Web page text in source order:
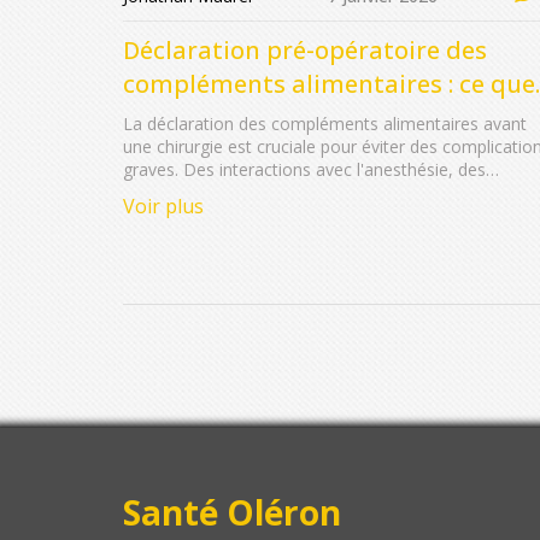
Déclaration pré-opératoire des
compléments alimentaires : ce que
les chirurgiens doivent absolument
savoir
La déclaration des compléments alimentaires avant
une chirurgie est cruciale pour éviter des
graves. Des interactions avec l'anesthésie, des
des médicaments peuvent survenir. Voici ce que les
Voir plus
Santé Oléron